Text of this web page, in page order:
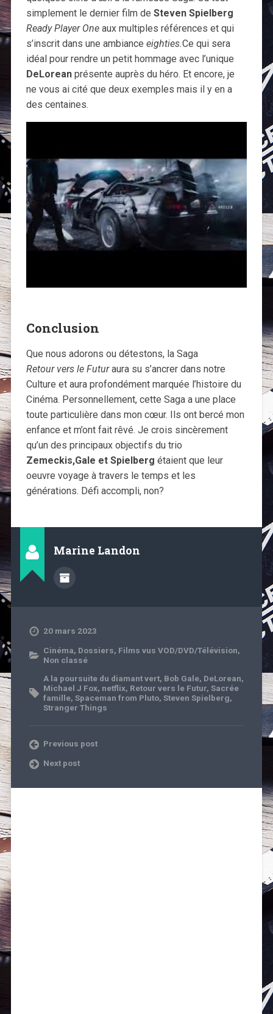
simplement le dernier film de Steven Spielberg
Ready Player Oneaux multiples références et qui
s’inscrit dans une ambiance eighties.Ce qui sera
idéal pour rendre un petit hommage avec l’unique
DeLoreanprésente auprès du héro. Et encore, je
ne vous ai cité que deux exemples mais il y en a
des centaines.
Conclusion
Que nous adorons ou détestons, la Saga
Retour vers le Futuraura su s’ancrer dans notre
Culture et aura profondément marquée l’histoire du
Cinéma. Personnellement, cette Saga a une place
toute particulière dans mon cœur. Ils ont bercé mon
enfance et m’ont fait rêvé. Je crois sincèrement
qu’un des principaux objectifs du trio
Zemeckis,Gale et Spielberg étaient que leur
oeuvre voyage à travers le temps et les
générations. Défi accompli, non?
Marine Landon
20 mars 2023
Cinéma, Dossiers, Films vus VOD/DVD/Télévision,
Non classé
A la poursuite du diamant vert, Bob Gale, DeLorean,
Michael J Fox, netflix, Retour vers le Futur, Sacrée
famille, Spaceman from Pluto, Steven Spielberg,
Stranger Things
Previous post
Next post